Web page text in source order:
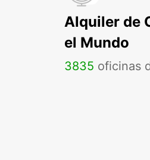
Alquiler de
el Mundo
3835 oficinas